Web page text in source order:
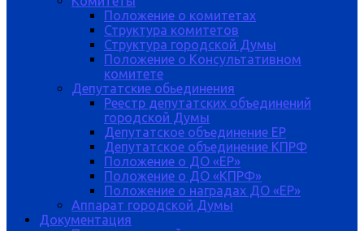
Положение о комитетах
Структура комитетов
Структура городской Думы
Положение о Консультативном
комитете
Депутатские обьединения
Реестр депутатских объединений
городской Думы
Депутатское объединение ЕР
Депутатское объединение КПРФ
Положение о ДО «ЕР»
Положение о ДО «КПРФ»
Положение о наградах ДО «ЕР»
Аппарат городской Думы
Документация